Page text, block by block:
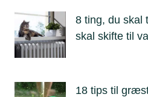
8 ting, du skal
skal skifte til
18 tips til